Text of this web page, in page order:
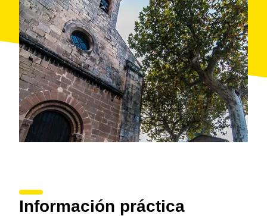
Información práctica